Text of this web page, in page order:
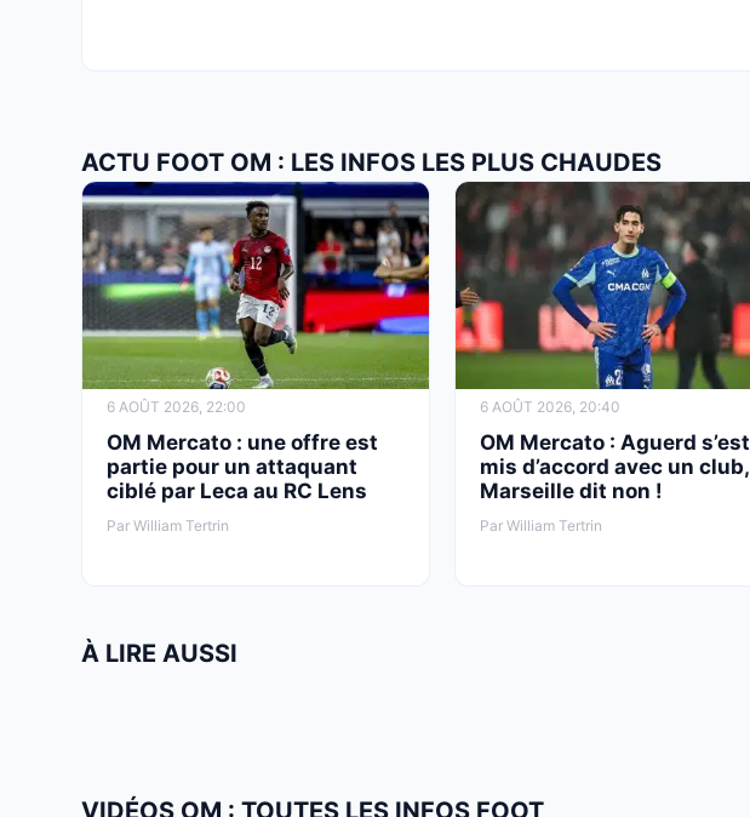
ACTU FOOT OM : LES INFOS LES PLUS CHAUDES
6 AOÛT 2026, 22:00
OM Mercato : une offre est
partie pour un attaquant
ciblé par Leca au RC Lens
Par William Tertrin
6 AOÛT 2026, 20:40
OM Mercato : Aguerd s’est
mis d’accord avec un club,
Marseille dit non !
Par William Tertrin
À LIRE AUSSI
VIDÉOS OM : TOUTES LES INFOS FOOT